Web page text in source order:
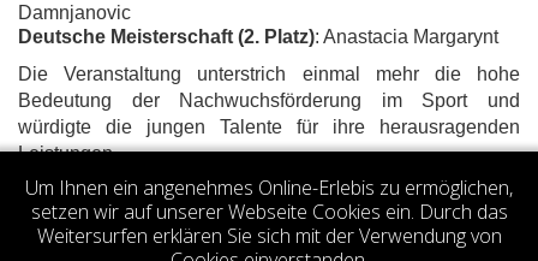
Damnjanovic
Deutsche Meisterschaft (2. Platz): Anastacia Margarynt
Die Veranstaltung unterstrich einmal mehr die hohe
Bedeutung der Nachwuchsförderung im Sport und
würdigte die jungen Talente für ihre herausragenden
Leistungen.
Votes 5.00 (2 votes)
Um Ihnen ein angenehmes Online-Erlebis zu ermöglichen,
setzen wir auf unserer Webseite Cookies ein. Durch das
Weitersurfen erklären Sie sich mit der Verwendung von